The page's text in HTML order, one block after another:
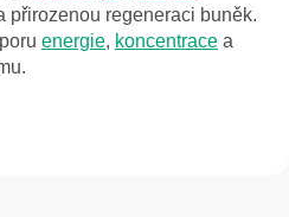
přirozenou regeneraci buněk.
energie, koncentrace a